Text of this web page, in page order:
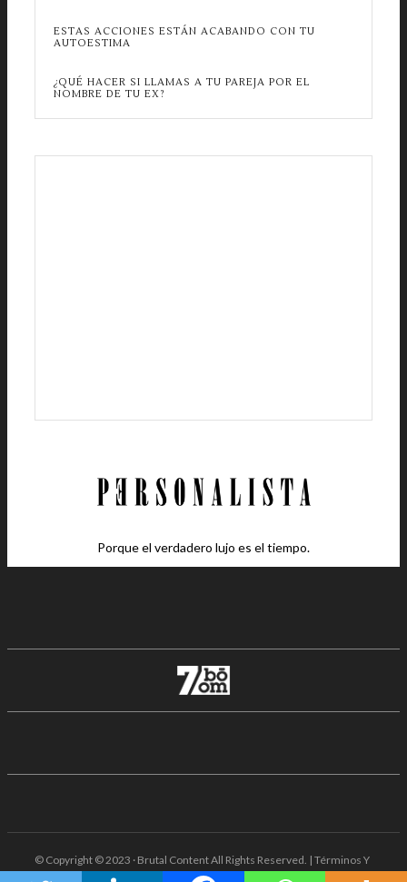
ESTAS ACCIONES ESTÁN ACABANDO CON TU
AUTOESTIMA
¿QUÉ HACER SI LLAMAS A TU PAREJA POR EL
NOMBRE DE TU EX?
Porque el verdadero lujo es el tiempo.
© Copyright © 2023 · Brutal Content All Rights Reserved. | Términos Y
Condiciones · Aviso De Privacidad